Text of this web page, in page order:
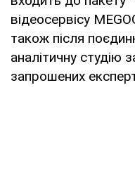
відеосервісу
також після
аналітичну студію
запрошених